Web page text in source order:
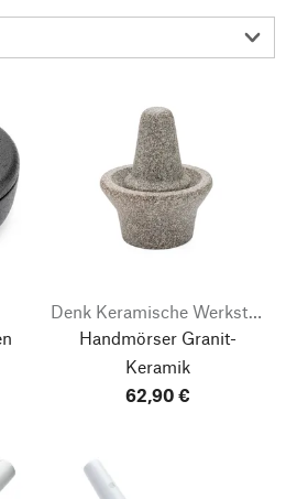
Denk Keramische Werkstätten
Handmörser Granit-
Keramik
62,90 €